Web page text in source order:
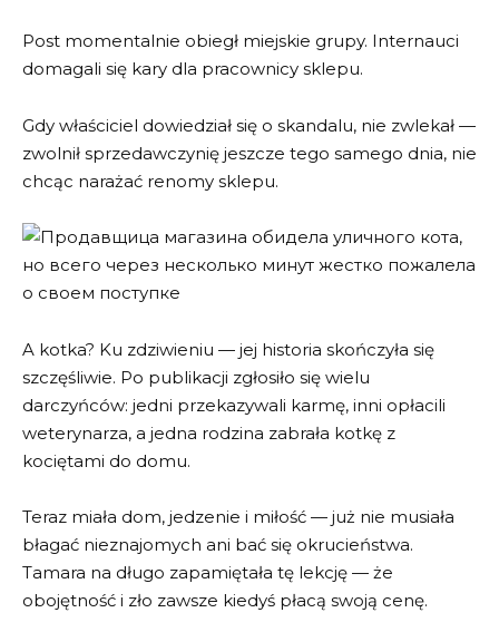
Post momentalnie obiegł miejskie grupy. Internauci
domagali się kary dla pracownicy sklepu.
Gdy właściciel dowiedział się o skandalu, nie zwlekał —
zwolnił sprzedawczynię jeszcze tego samego dnia, nie
chcąc narażać renomy sklepu.
A kotka? Ku zdziwieniu — jej historia skończyła się
szczęśliwie. Po publikacji zgłosiło się wielu
darczyńców: jedni przekazywali karmę, inni opłacili
weterynarza, a jedna rodzina zabrała kotkę z
kociętami do domu.
Teraz miała dom, jedzenie i miłość — już nie musiała
błagać nieznajomych ani bać się okrucieństwa.
Tamara na długo zapamiętała tę lekcję — że
obojętność i zło zawsze kiedyś płacą swoją cenę.